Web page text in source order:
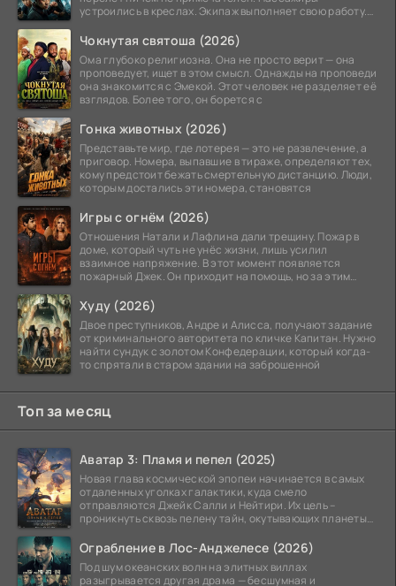
устроились в креслах. Экипаж выполняет свою работу.
Чокнутая святоша (2026)
Ома глубоко религиозна. Она не просто верит — она
проповедует, ищет в этом смысл. Однажды на проповеди
она знакомится с Эмекой. Этот человек не разделяет её
взглядов. Более того, он борется с
Гонка животных (2026)
Представьте мир, где лотерея — это не развлечение, а
приговор. Номера, выпавшие в тираже, определяют тех,
кому предстоит бежать смертельную дистанцию. Люди,
которым достались эти номера, становятся
Игры с огнём (2026)
Отношения Натали и Лафлина дали трещину. Пожар в
доме, который чуть не унёс жизни, лишь усилил
взаимное напряжение. В этот момент появляется
пожарный Джек. Он приходит на помощь, но за этим
Худу (2026)
Двое преступников, Андре и Алисса, получают задание
от криминального авторитета по кличке Капитан. Нужно
найти сундук с золотом Конфедерации, который когда-
то спрятали в старом здании на заброшенной
Топ за месяц
Аватар 3: Пламя и пепел (2025)
Новая глава космической эпопеи начинается в самых
отдаленных уголках галактики, куда смело
отправляются Джейк Салли и Нейтири. Их цель –
проникнуть сквозь пелену тайн, окутывающих планеты
Ограбление в Лос-Анджелесе (2026)
Под шум океанских волн на элитных виллах
разыгрывается другая драма — бесшумная и